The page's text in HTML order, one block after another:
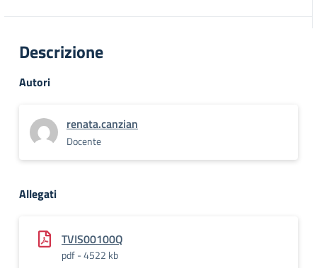
Descrizione
Autori
renata.canzian
Docente
Allegati
TVIS00100Q
pdf - 4522 kb